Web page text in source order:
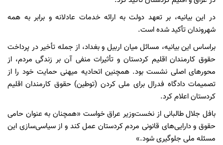
در این بیانیه، بر تعهد دولت به ارائه خدمات عادلانه و برابر به همه
شهروندان تأکید شده است.
براساس این بیانیه، مسائل میان اربیل و بغداد، از جمله تأخیر در پرداخت
حقوق کارمندان اقلیم کردستان و تأثیرات منفی آن بر زندگی مردم، از
محورهای اصلی نشست بود. همچنین اتحادیه میهنی حمایت خود را از
تصمیمات دادگاه فدرال برای ملی کردن (توطین) حقوق کارمندان اقلیم
کردستان اعلام کرد.
بافل جلال طالبانی از نخست‌وزیر عراق خواست «همچنان به عنوان حامی
حقوق و دارایی‌های قانونی مردم کردستان عمل کند و از سیاسی‌سازی این
مسئله ملی جلوگیری شود.»